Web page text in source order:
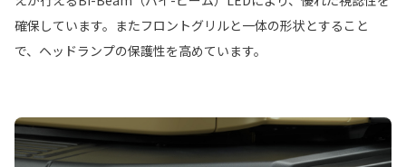
確保しています。またフロントグリルと一体の形状とすること
で、ヘッドランプの保護性を高めています。